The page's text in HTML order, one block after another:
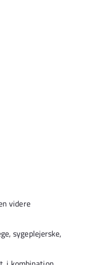
videre
sygeplejerske,